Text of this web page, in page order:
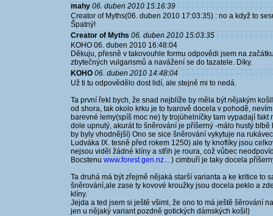
mahy 06. duben 2010 15:16:39
Creator of Myths(06. duben 2010 17:03:35) : no a když to
Špatný!
Creator of Myths 06. duben 2010 15:03:35
KOHO 06. duben 2010 16:48:04
Děkuju, přesně v takovouhle formu odpovědi jsem na
zbytečných vulgarismů a navážení se do tazatele. Díky.
KOHO 06. duben 2010 14:48:04
Už ti tu odpovědělo dost lidí, ale stejně mi to nedá.
Ta první řekl bych, že snad nejblíže by měla být nějakým
od shora, tak okolo krku je to tvarově docela v pohodě,
barevné lemy(spíš moc ne) ty trojúhelníčky tam vypadají
dole upnutý, akurát to šněrování je příšerný -málo hustý
by byly vhodnější) Ono se sice šněrování vykytuje na
Ludváka IX. tesně před rokem 1250) ale ty knoflíky jsou
nejsou viděl žádné klíny a střih je roura, což vůbec
Bocstenu www.forest.gen.nz... ) cimbuří je taky docela
Ta druhá má být zřejmě nějaká starší varianta a ke kritice to
šněrování,ale zase ty kovové kroužky jsou docela peklo a
klíny.
Jejda a ted jsem si ještě všiml, že ono to má ještě šěrování
jen u nějaký variant pozdně gotických dámských košil)